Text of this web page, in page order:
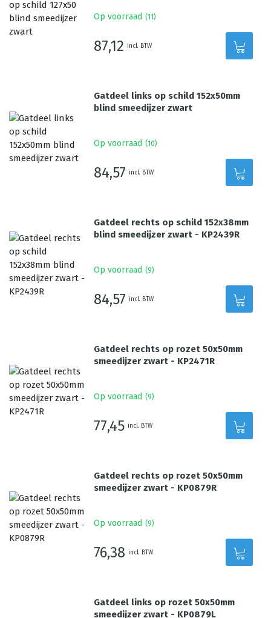
Op voorraad (11 )
87,12 incl. BTW
Gatdeel links op schild 152x50mm
blind smeedijzer zwart
Op voorraad (10)
84,57 incl. BTW
Gatdeel rechts op schild 152x38mm
blind smeedijzer zwart - KP2439R
Op voorraad (9)
84,57 incl. BTW
Gatdeel rechts op rozet 50x50mm
smeedijzer zwart - KP2471R
Op voorraad (9)
77,45 incl. BTW
Gatdeel rechts op rozet 50x50mm
smeedijzer zwart - KP0879R
Op voorraad (9)
76,38 incl. BTW
Gatdeel links op rozet 50x50mm
smeedijzer zwart - KP0879L